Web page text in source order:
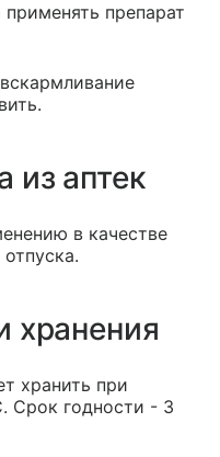
препарат
из аптек
в качестве
хранения
хранить при
Срок годности - 3